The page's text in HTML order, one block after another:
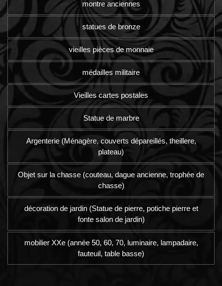
montre anciennes
statues de bronze
vieilles pièces de monnaie
médailles militaire
Vieilles cartes postales
Statue de marbre
Argenterie (Ménagère, couverts dépareillés, theillere,
plateau)
Objet sur la chasse (couteau, dague ancienne, trophée de
chasse)
décoration de jardin (Statue de pierre, potiche pierre et
fonte salon de jardin)
mobilier XXe (année 50, 60, 70, luminaire, lampadaire,
fauteuil, table basse)